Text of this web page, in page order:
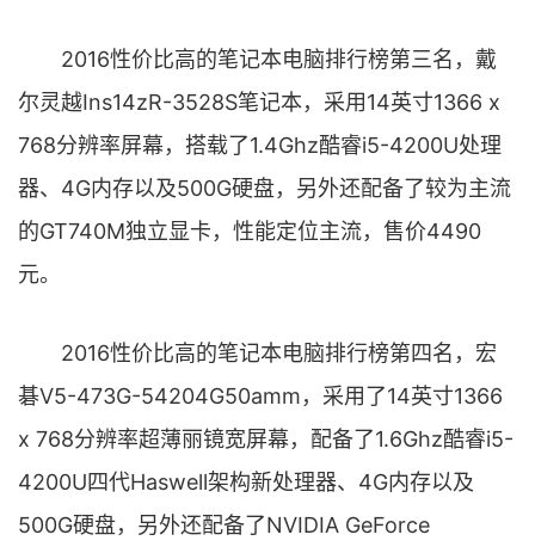
2016性价比高的笔记本电脑排行榜第三名，戴
尔灵越Ins14zR-3528S笔记本，采用14英寸1366 x
768分辨率屏幕，搭载了1.4Ghz酷睿i5-4200U处理
器、4G内存以及500G硬盘，另外还配备了较为主流
的GT740M独立显卡，性能定位主流，售价4490
元。
2016性价比高的笔记本电脑排行榜第四名，宏
碁V5-473G-54204G50amm，采用了14英寸1366
x 768分辨率超薄丽镜宽屏幕，配备了1.6Ghz酷睿i5-
4200U四代Haswell架构新处理器、4G内存以及
500G硬盘，另外还配备了NVIDIA GeForce